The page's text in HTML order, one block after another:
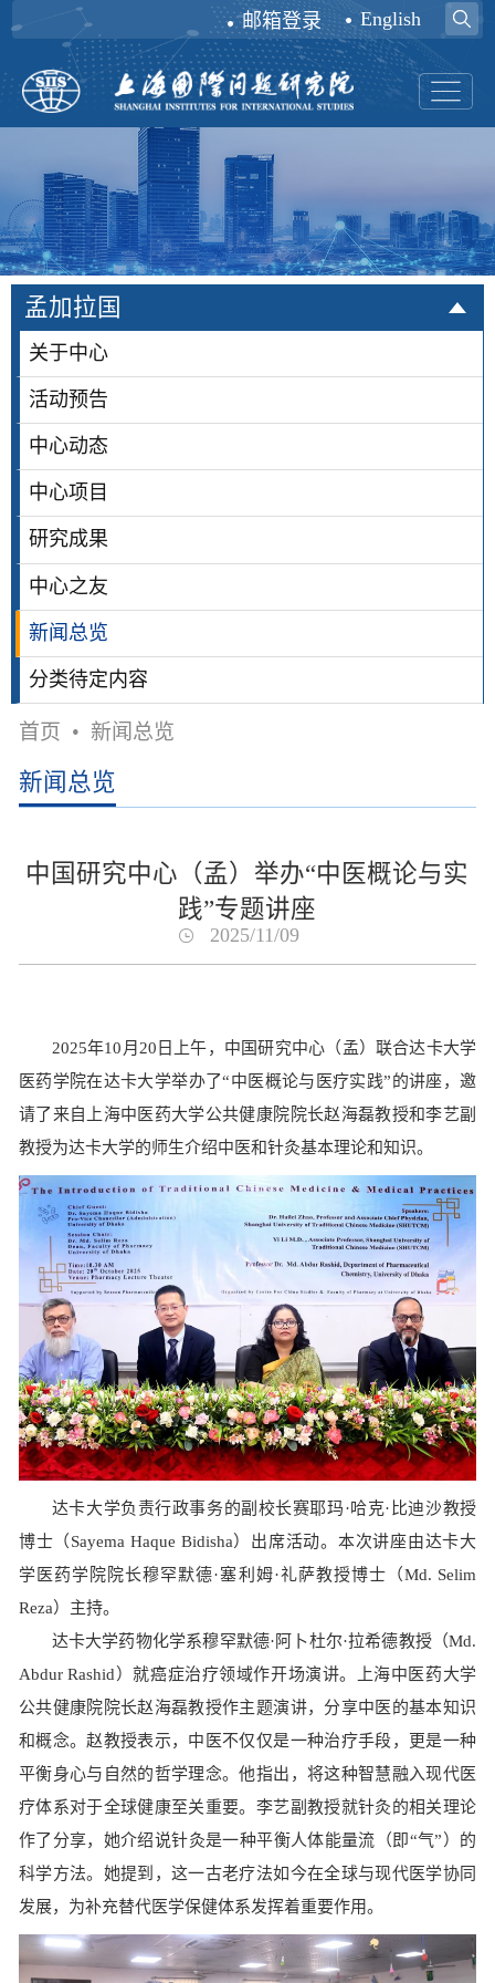
邮箱登录 English
孟加拉国
关于中心
活动预告
中心动态
中心项目
研究成果
中心之友
新闻总览
分类待定内容
首页 • 新闻总览
新闻总览
中国研究中心（孟）举办“中医概论与实
践”专题讲座
2025/11/09
2025年10月20日上午，中国研究中心（孟）联合达卡大学
医药学院在达卡大学举办了“中医概论与医疗实践”的讲座，邀
请了来自上海中医药大学公共健康院院长赵海磊教授和李艺副
教授为达卡大学的师生介绍中医和针灸基本理论和知识。
达卡大学负责行政事务的副校长赛耶玛·哈克·比迪沙教授
博士（Sayema Haque Bidisha）出席活动。本次讲座由达卡大
学医药学院院长穆罕默德·塞利姆·礼萨教授博士（Md. Selim
Reza）主持。
达卡大学药物化学系穆罕默德·阿卜杜尔·拉希德教授（Md.
Abdur Rashid）就癌症治疗领域作开场演讲。上海中医药大学
公共健康院院长赵海磊教授作主题演讲，分享中医的基本知识
和概念。赵教授表示，中医不仅仅是一种治疗手段，更是一种
平衡身心与自然的哲学理念。他指出，将这种智慧融入现代医
疗体系对于全球健康至关重要。李艺副教授就针灸的相关理论
作了分享，她介绍说针灸是一种平衡人体能量流（即“气”）的
科学方法。她提到，这一古老疗法如今在全球与现代医学协同
发展，为补充替代医学保健体系发挥着重要作用。